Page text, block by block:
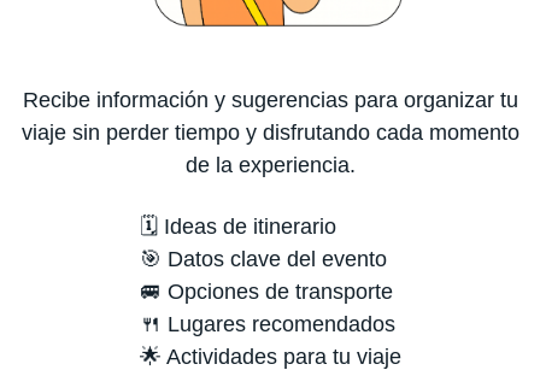
Recibe información y sugerencias para organizar tu
viaje sin perder tiempo y disfrutando cada momento
de la experiencia.
🗓️ Ideas de itinerario
🎯 Datos clave del evento
🚐 Opciones de transporte
🍴 Lugares recomendados
🌟 Actividades para tu viaje